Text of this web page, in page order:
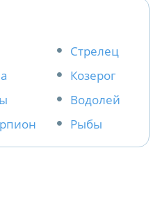
Стрелец
Козерог
Водолей
Рыбы